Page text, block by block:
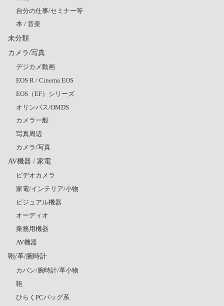
自分の仕事/セミナー等
本 / 音楽
未分類
カメラ/写真
デジカメ動画
EOS R / Cinema EOS
EOS（EF）シリーズ
オリンパス/OMDS
カメラ一般
写真周辺
カメラ/写真
AV機器 / 家電
ビデオカメラ
家電/インテリア/小物
ビジュアル機器
オーディオ
業務用機器
AV機器
鞄/革/腕時計
カバン/腕時計/革小物
鞄
ひらくPCバッグ系